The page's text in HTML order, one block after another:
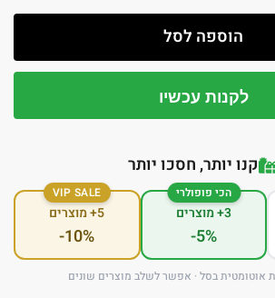
הוספה לסל
לקנות עכשיו
קנו יותר, חסכו יותר
הכי פופולרי
3+ מוצרים
-5%
VIP SALE
5+ מוצרים
-10%
אוטומטית בסל · אפשר לשלב מוצרים שונים